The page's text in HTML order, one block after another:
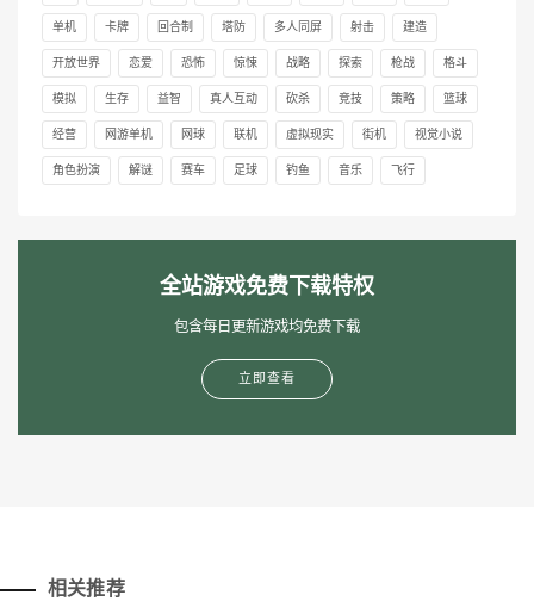
单机 卡牌 回合制 塔防 多人同屏 射击 建造
开放世界 恋爱 恐怖 惊悚 战略 探索 枪战 格斗
模拟 生存 益智 真人互动 砍杀 竞技 策略 篮球
经营 网游单机 网球 联机 虚拟现实 街机 视觉小说
角色扮演 解谜 赛车 足球 钓鱼 音乐 飞行
全站游戏免费下载特权
包含每日更新游戏均免费下载
立即查看
相关推荐